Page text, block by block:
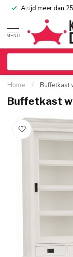
Altijd meer dan
MENU
Home / Buffetkast
Buffetkast